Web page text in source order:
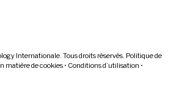
Internationale. Tous droits réservés. Politique de
matière de cookies • Conditions d’utilisation •